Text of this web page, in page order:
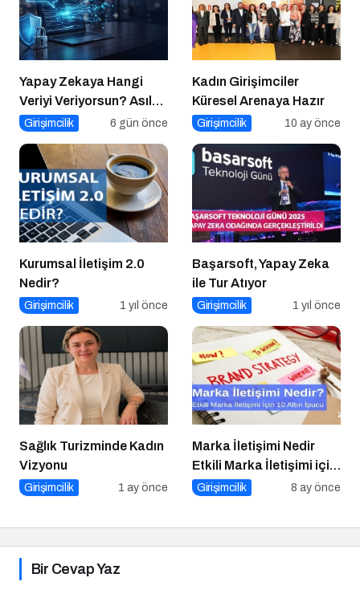
Yapay Zekaya Hangi
Veriyi Veriyorsun? Asıl
Risk Ürettiğin Değil,
Girişimcilik 6 gün önce
Kadın Girişimciler
Küresel Arenaya Hazır
Girişimcilik 10 ay önce
Kurumsal İletişim 2.0
Nedir?
Girişimcilik 1 yıl önce
Başarsoft, Yapay Zeka
ile Tur Atıyor
Girişimcilik 1 yıl önce
Sağlık Turizminde Kadın
Vizyonu
Girişimcilik 1 ay önce
Marka İletişimi Nedir
Etkili Marka İletişimi için
10 Altın Öneri
Girişimcilik 8 ay önce
Bir Cevap Yaz